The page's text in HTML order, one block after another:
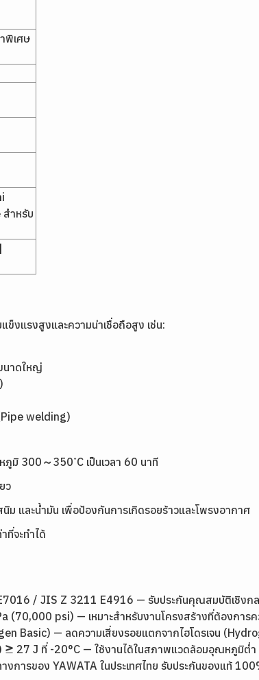
พิเศษ
ำหรับ
ข็งแรงสูงและความน่าเชื่อถือสูง เช่น:
นาดใหญ่
welding)
มิ 300～350 ํC เป็นเวลา 60 นาที
ว
ม และน้ำมัน เพื่อป้องกันการเกิดรอยร้าวและโพรงอากาศ
ที่จะทำได้
/ JIS Z 3211 E4916 — รับประกันคุณสมบัติเชิงก
(70,000 psi) — เหมาะสำหรับงานโครงสร้างที่ต้องการ
Basic) — ลดความเสี่ยงรอยแตกจากไฮโดรเจน
27 J ที่ -20°C — ใช้งานได้ในสภาพแวดล้อมอุณหภูมิต่ำ
งการของ YAWATA ในประเทศไทย รับประกันของแท้